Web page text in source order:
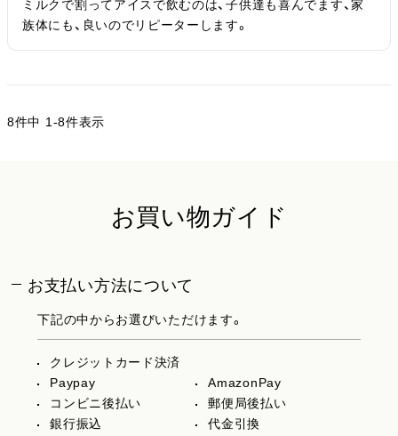
ミルクで割ってアイスで飲むのは、子供達も喜んでます、家
族体にも、良いのでリピーターします。
8件中 1-8件表示
お買い物ガイド
お支払い方法について
下記の中からお選びいただけます。
クレジットカード決済
Paypay
AmazonPay
コンビニ後払い
郵便局後払い
銀行振込
代金引換